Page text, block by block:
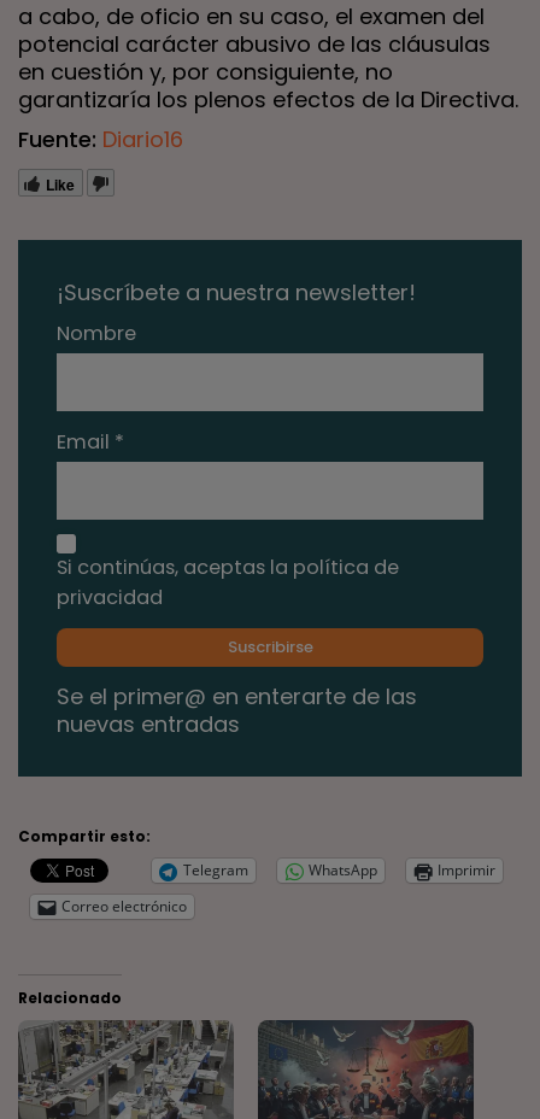
a cabo, de oficio en su caso, el examen del
potencial carácter abusivo de las cláusulas
en cuestión y, por consiguiente, no
garantizaría los plenos efectos de la Directiva.
Fuente: Diario16
Like
¡Suscríbete a nuestra newsletter!
Nombre
Email *
Si continúas, aceptas la política de
privacidad
Se el primer@ en enterarte de las
nuevas entradas
Compartir esto:
Telegram
WhatsApp
Imprimir
Correo electrónico
Relacionado